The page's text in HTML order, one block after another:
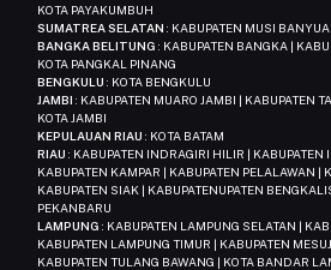
100 Gigabit EtherPort
(100 Gbps)
10 Gigabit EtherPort (10
Gbps)
1 Gigabit EtherPort (1
Gbps)
KOTA PAYAKUMBUH
SUMATREA SELATAN : KABUPATEN MUSI
BANGKA BELITUNG : KABUPATEN BANGKA |
KOTA PANGKAL PINANG
BENGKULU : KOTA BENGKULU
JAMBI : KABUPATEN MUARO JAMBI | KABUPATEN
KOTA JAMBI
KEPULAUAN RIAU : KOTA BATAM
RIAU : KABUPATEN INDRAGIRI HILIR | KABUPATEN
KABUPATEN KAMPAR | KABUPATEN PELALAWAN |
KABUPATEN SIAK | KABUPATENUPATEN
PEKANBARU
LAMPUNG : KABUPATEN LAMPUNG SELATAN |
KABUPATEN LAMPUNG TIMUR | KABUPATEN
KABUPATEN TULANG BAWANG | KOTA BANDAR